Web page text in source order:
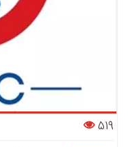
519